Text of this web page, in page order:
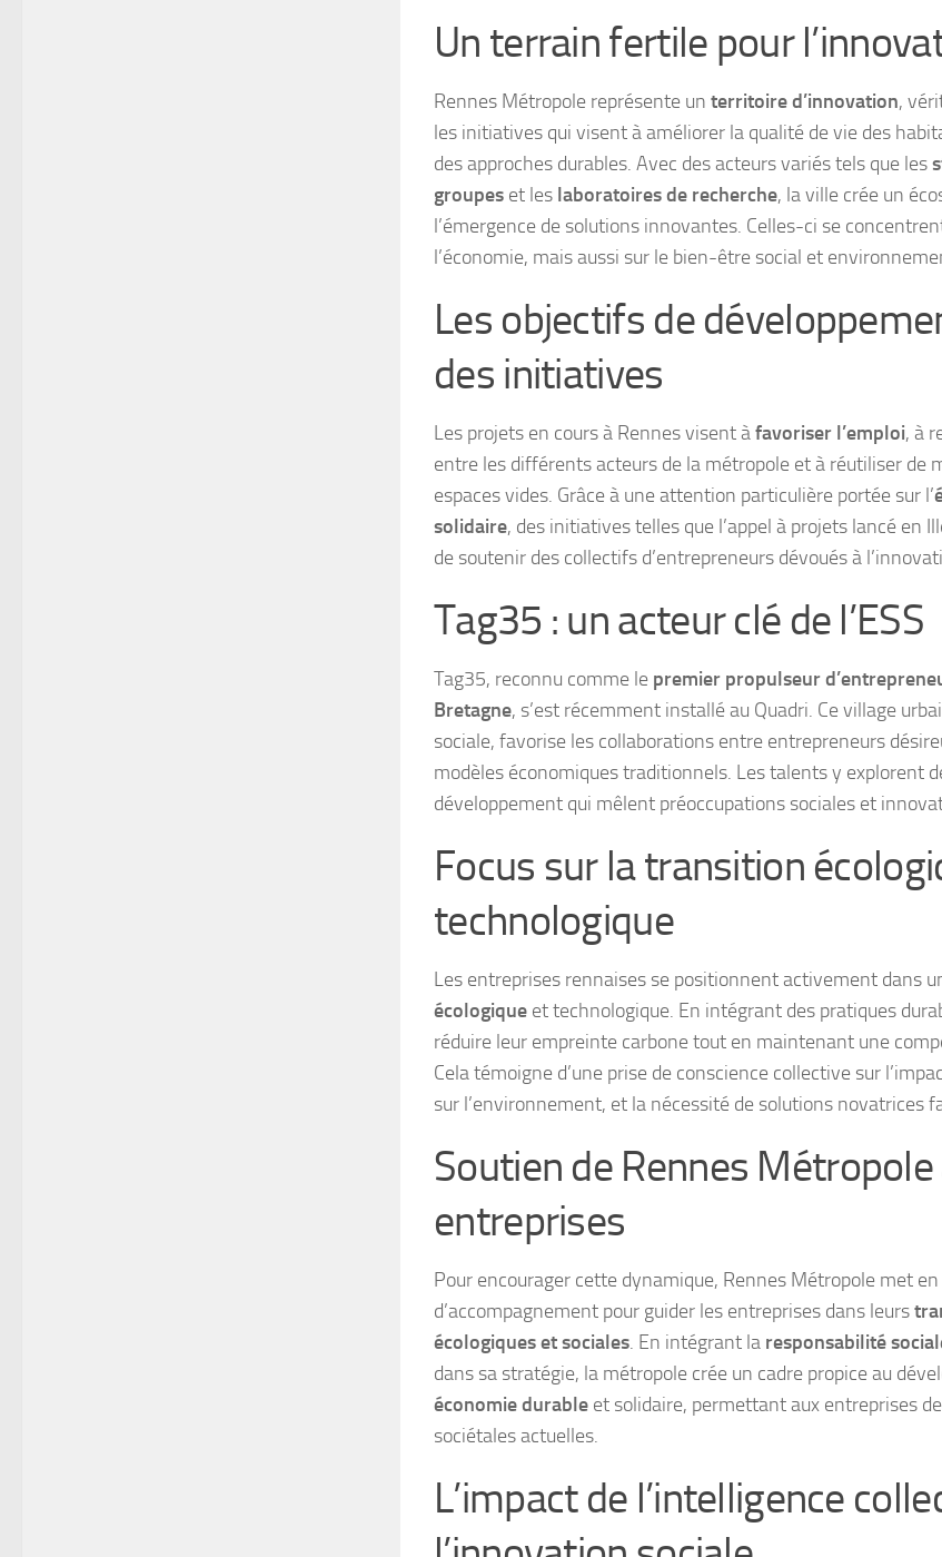
Un terrain fertile pour
Rennes Métropole représente un territoire d’innovation,
les initiatives qui visent à améliorer la qualité de vie des
des approches durables. Avec des acteurs variés tels que les
groupes et les laboratoires de recherche, la ville crée un
l’émergence de solutions innovantes. Celles-ci se
l’économie, mais aussi sur le bien-être social et
Les objectifs de
des initiatives
Les projets en cours à Rennes visent àfavoriser l’emploi, à
entre les différents acteurs de la métropole et à réutiliser de
espaces vides. Grâce à une attention particulière portée sur l’
solidaire, des initiatives telles que l’appel à projets lancé en
de soutenir des collectifs d’entrepreneurs dévoués à
Tag35 : un acteur clé de l’ESS
Tag35, reconnu comme le premier propulseur
Bretagne, s’est récemment installé au Quadri. Ce village
sociale, favorise les collaborations entre entrepreneurs
modèles économiques traditionnels. Les talents y explorent
développement qui mêlent préoccupations sociales et
Focus sur la transition
technologique
Les entreprises rennaises se positionnent activement dans
écologique et technologique. En intégrant des pratiques
réduire leur empreinte carbone tout en maintenant une
Cela témoigne d’une prise de conscience collective sur
sur l’environnement, et la nécessité de solutions novatrices
Soutien de Rennes Métropole
entreprises
Pour encourager cette dynamique, Rennes Métropole met
d’accompagnement pour guider les entreprises dans leurs
écologiques et sociales. En intégrant la responsabilité
dans sa stratégie, la métropole crée un cadre propice au
économie durable et solidaire, permettant aux entreprises
sociétales actuelles.
L’impact de l’intelligence